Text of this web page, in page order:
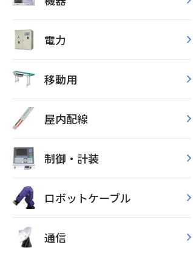
電力
移動用
屋内配線
制御・計装
ロボットケーブル
通信